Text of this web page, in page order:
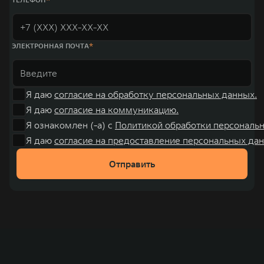
ЭЛЕКТРОННАЯ ПОЧТА
Я даю согласие на обработку персональных данных.
Я даю согласие на коммуникацию.
Я ознакомлен (-а) с Политикой обработки
Я даю согласие на предоставление персональных
Отправить